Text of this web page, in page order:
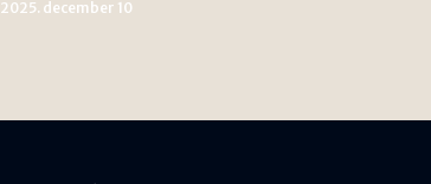
2025. december 10